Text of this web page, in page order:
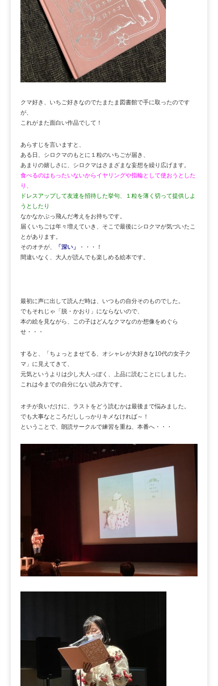
クマ好き、いちご好きなのでたまたま図書館で手に取ったのです
が、
これがまた面白い作品でして！
あらすじを言いますと、
ある日、シロクマのもとに１粒のいちごが届き、
あまりの嬉しさに、シロクマはさまざまな妄想を繰り広げます。
食べるのはもったいないからイヤリングや指輪として使おうとした
り、
ドレスアップして友達を招待した挙句、１粒を薄く切って提供しよ
うとしたり
なかなかぶっ飛んだ考えをお持ちです。
届くいちごは年々増えていき、そこで最後にシロクマが気づいたこ
とがあります。
そのオチが、
「深い」
・・・！
間違いなく、大人が読んでも楽しめる絵本です。
最初に声に出して読んだ時は、いつもの自分そのものでした。
でもそれじゃ「脱・かおり」にならないので、
本の絵を見ながら、この子はどんなクマなのか想像をめぐら
せ・・・
すると、「ちょっとませてる、オシャレが大好きな10代の女子ク
マ」に見えてきて、
元気というよりは少し大人っぽく、上品に読むことにしました。
これは今までの自分にない読み方です。
オチが良いだけに、ラストをどう読むかは最後まで悩みました。
でも大事なところだししっかりキメなければ～！
ということで、朗読サークルで練習を重ね、本番へ・・・